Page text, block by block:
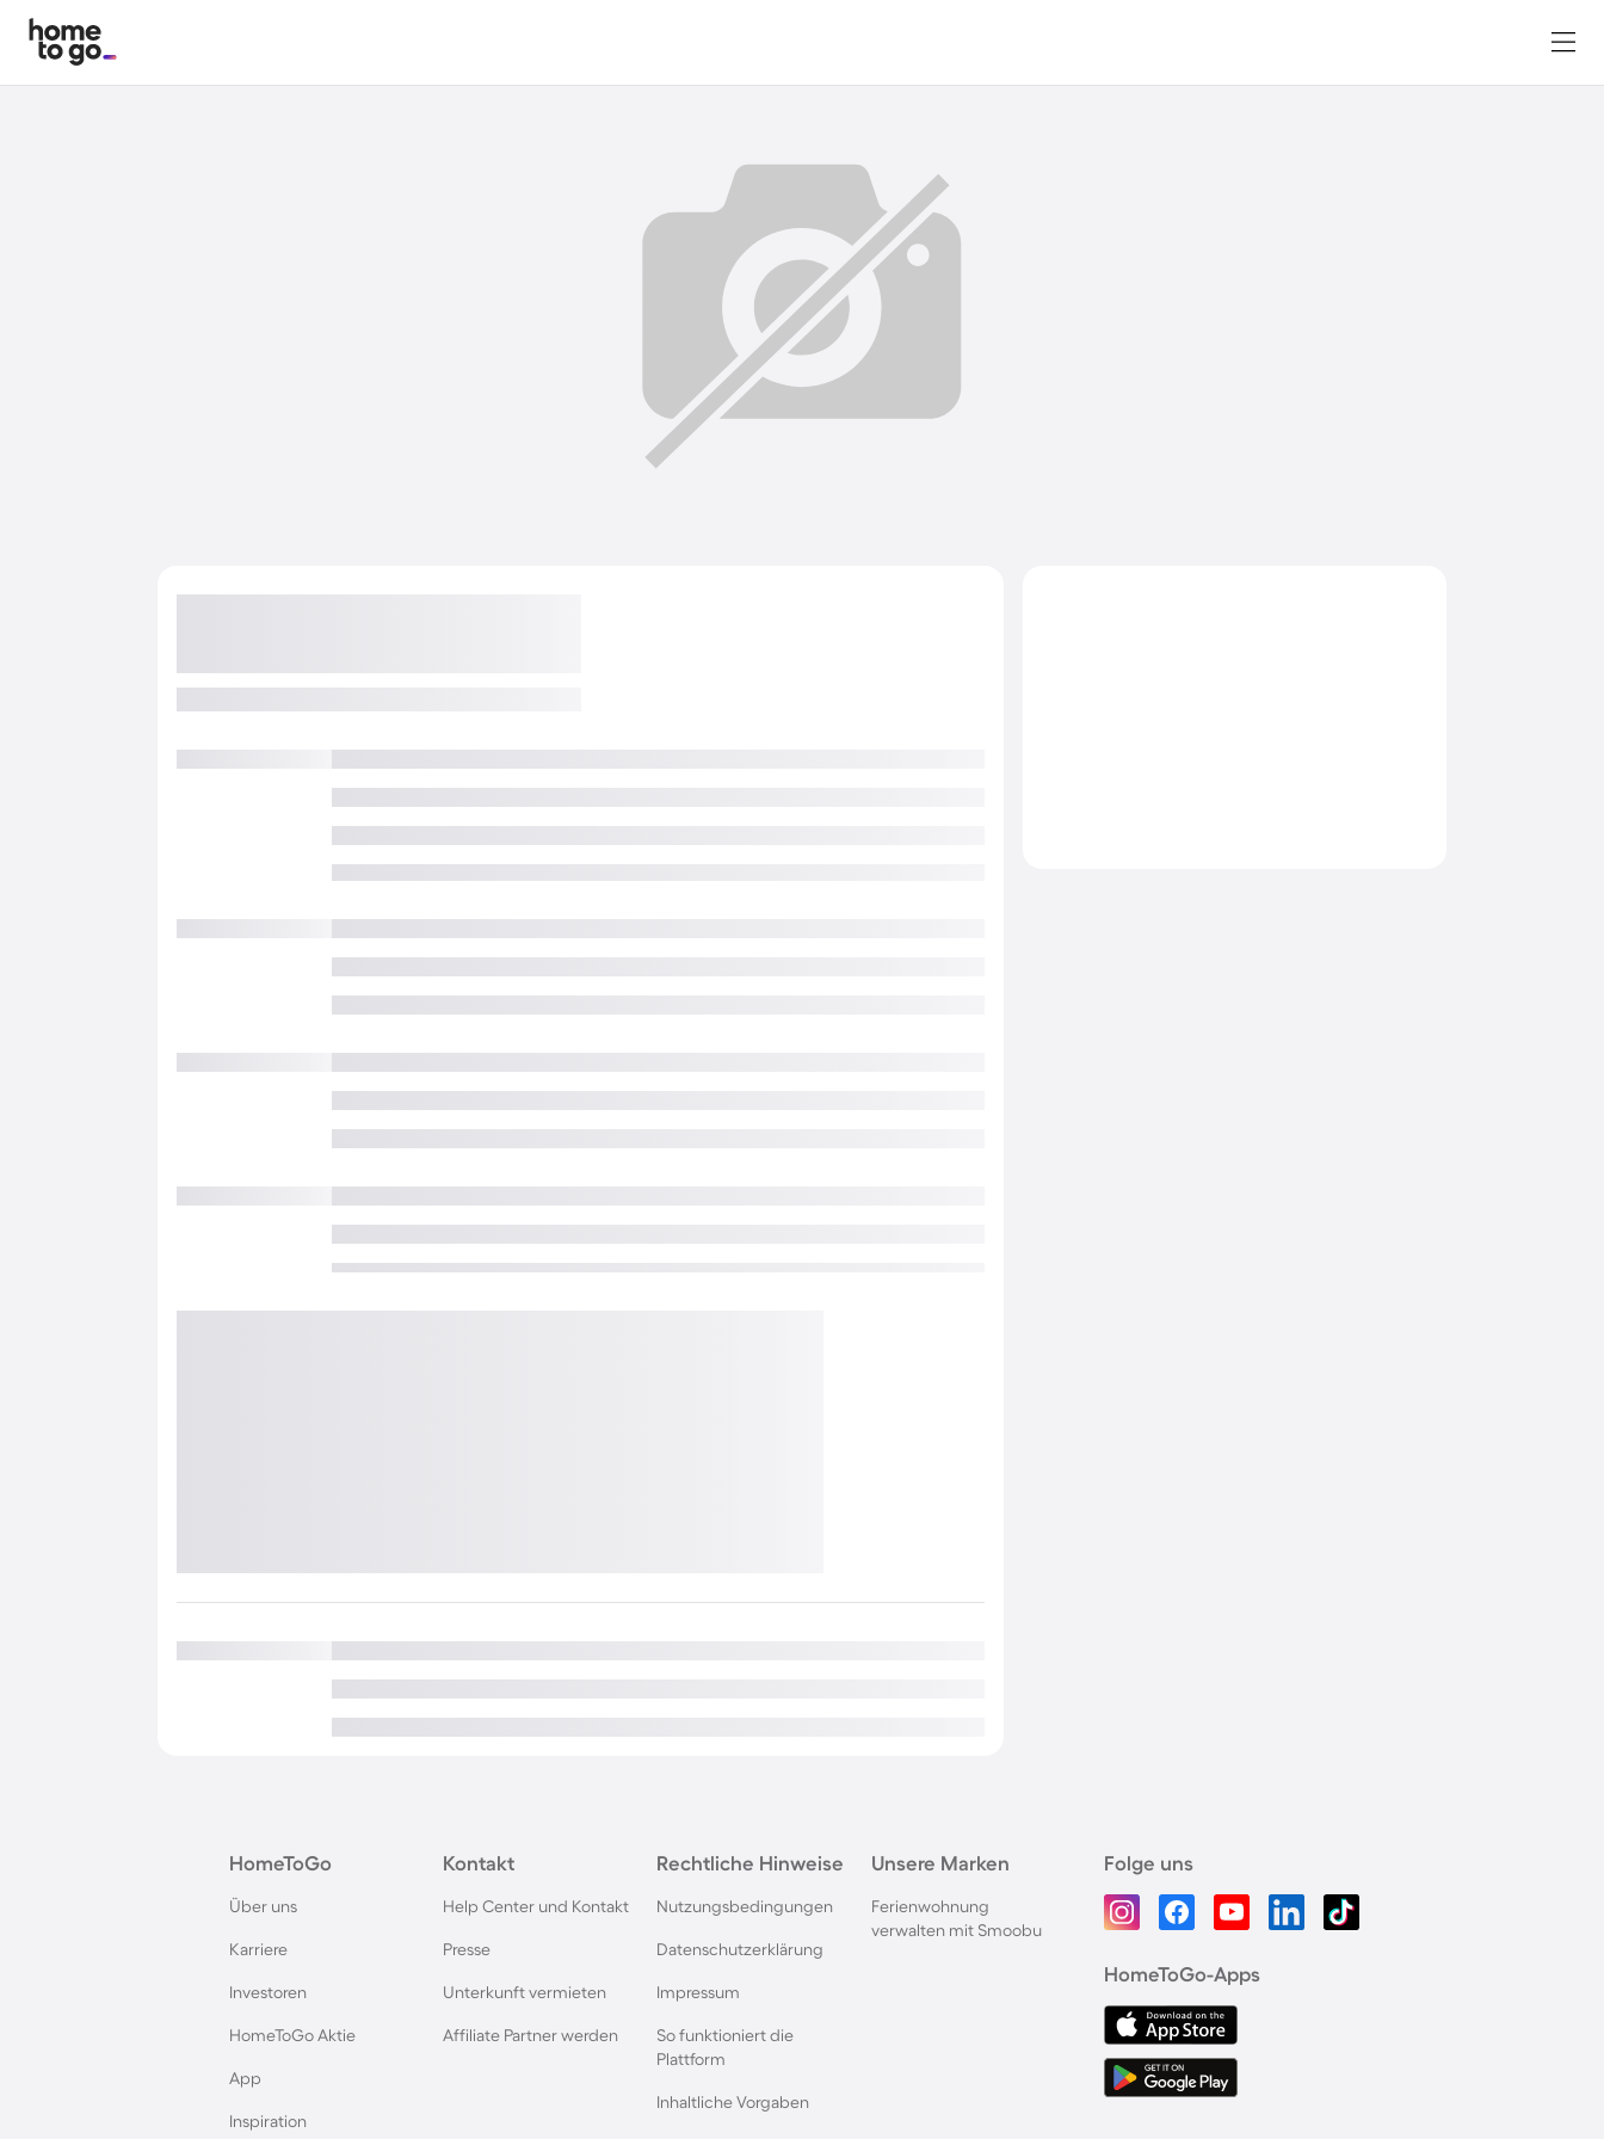
HomeToGo
Über uns
Karriere
Investoren
HomeToGo Aktie
App
Inspiration
Kontakt
Help Center und Kontakt
Presse
Unterkunft vermieten
Affiliate Partner werden
Rechtliche Hinweise
Nutzungsbedingungen
Datenschutzerklärung
Impressum
So funktioniert die
Plattform
Inhaltliche Vorgaben
Unsere Marken
Ferienwohnung
verwalten mit Smoobu
Folge uns
HomeToGo-Apps